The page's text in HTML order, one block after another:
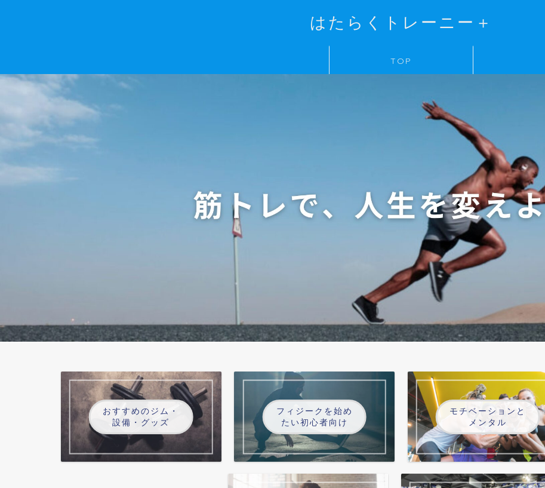
はたらくトレーニー＋
TOP
おすすめのジム・
設備・グッズ
フィジークを始め
たい初心者向け
モチベーションと
メンタル